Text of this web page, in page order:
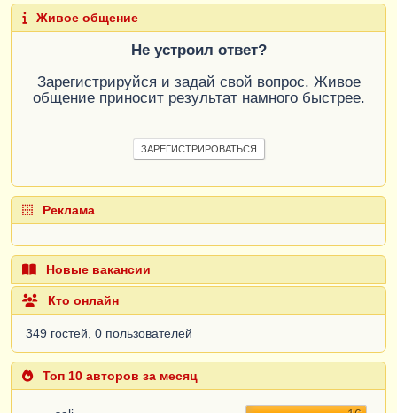
Живое общение
Не устроил ответ?
Зарегистрируйся и задай свой вопрос. Живое
общение приносит результат намного быстрее.
ЗАРЕГИСТРИРОВАТЬСЯ
Реклама
Новые вакансии
Кто онлайн
349 гостей, 0 пользователей
Топ 10 авторов за месяц